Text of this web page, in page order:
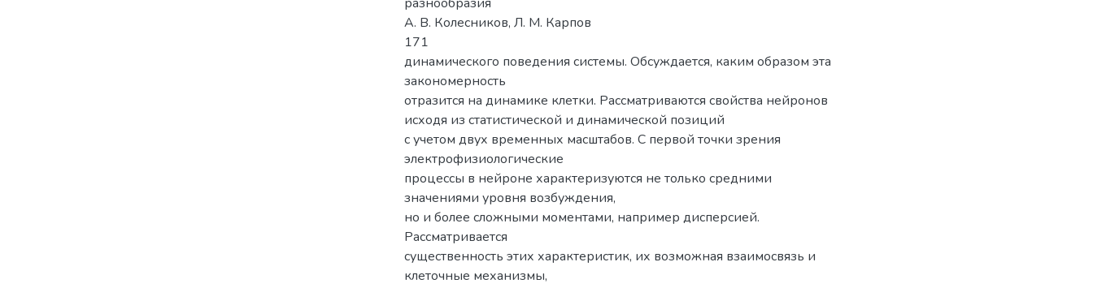
А. В. Колесников, Л. М. Карпов
171
динамического поведения системы. Обсуждается, каким образом эта
закономерность
отразится на динамике клетки. Рассматриваются свойства нейронов
исходя из статистической и динамической позиций
с учетом двух временных масштабов. С первой точки зрения
электрофизиологические
процессы в нейроне характеризуются не только средними
значениями уровня возбуждения,
но и более сложными моментами, например дисперсией.
Рассматривается
существенность этих характеристик, их возможная взаимосвязь и
клеточные механизмы,